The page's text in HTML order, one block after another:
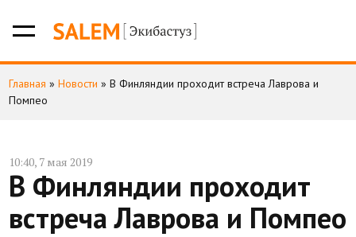
Главная » Новости » В Финляндии проходит встреча Лаврова и
Помпео
10:40, 7 мая 2019
В Финляндии проходит
встреча Лаврова и Помпео